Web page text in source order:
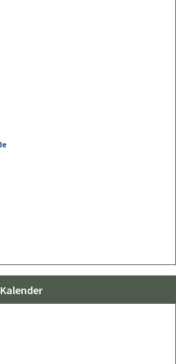
Kalender